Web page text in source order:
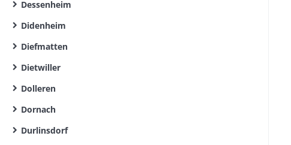
Dessenheim
Didenheim
Diefmatten
Dietwiller
Dolleren
Dornach
Durlinsdorf